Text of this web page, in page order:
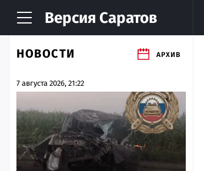
Версия Саратов
НОВОСТИ АРХИВ
7 августа 2026, 21:22